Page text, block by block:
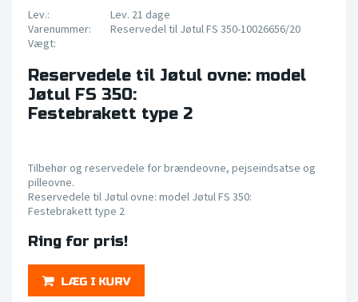
Lev.:
Lev. 21 dage
Varenummer:
Reservedel til Jøtul FS 350-10026656/20
Vægt:
Reservedele til Jøtul ovne: model
Jøtul FS 350:
Festebrakett type 2
Tilbehør og reservedele for brændeovne, pejseindsatse og
pilleovne.
Reservedele til Jøtul ovne: model Jøtul FS 350:
Festebrakett type 2
Ring for pris!